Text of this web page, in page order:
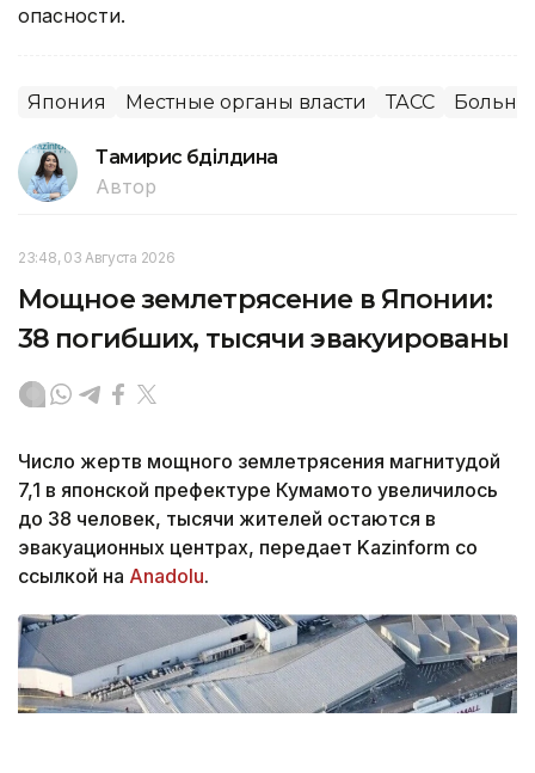
опасности.
Япония Местные органы власти ТАСС
Тамирис Әбділдина
Автор
23:48, 03 Августа 2026
Мощное землетрясение в Японии:
38 погибших, тысячи эвакуированы
Число жертв мощного землетрясения магнитудой
7,1 в японской префектуре Кумамото увеличилось
до 38 человек, тысячи жителей остаются в
эвакуационных центрах, передает Kazinform со
ссылкой на Anadolu.